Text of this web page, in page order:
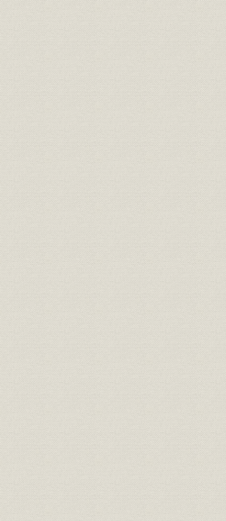
1 第1次ノ 世界大戦ト 日本ノ 紡績
2 輸入ノ 中古機械ガ 富山紡績ヲ ウム
3 ウマレタテカラノ 身ウリ話シト ソノ 失敗
4 自力デ イキヌク 決心ト 工場ノ 整備
5 減資増資ヲ シテ アタラシイ 門出エ
2 恐慌ヲ ノリコエタ 発展ノ 時期
1 世界恐慌前後ノ 日本ノ 紡績
2 福野工場ノ 整備ト 拡張ガ ツズク
3 庄川電源開発ガ 井波工場ヲ ウム
4 オモナ 製品ワ 中番手ノ 綿糸ト カナキン
5 大発展カラ マタ 増資シテ 合併エ
井波工場ノ 建設カラ 完成マデ......写[写真]
II 沿革
〈クレビ ファンシークロス〉変リ織リノ綿布
沿革目次
呉羽紡績役員(1929~44年)......写[写真]
大建産業役員(1944~49年)......写[写真]
呉羽紡績役員(1950~58年)......写[写真]
本社建物 ウツリカワリ......写[写真]
A 沿革ノ アラマシ
マエガキ
1 肥立チノ ヨカッタ 創業ノ 時期
1 不況ノ アラシノ ナカ デノ 誕生
2 全ハイドラフト ノ 呉羽工場ヲ 建設
3 順調ナ 肥立チ カラ 富山紡績ノ 合併エ